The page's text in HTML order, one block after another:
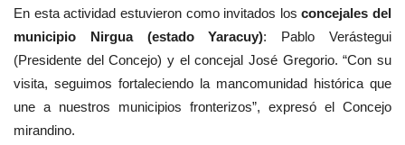
En esta actividad estuvieron como invitados losconcejales del
municipio Nirgua (estado Yaracuy): Pablo Verástegui
(Presidente del Concejo) y el concejal José Gregorio. “Con su
visita, seguimos fortaleciendo la mancomunidad histórica que
une a nuestros municipios fronterizos”, expresó el Concejo
mirandino.